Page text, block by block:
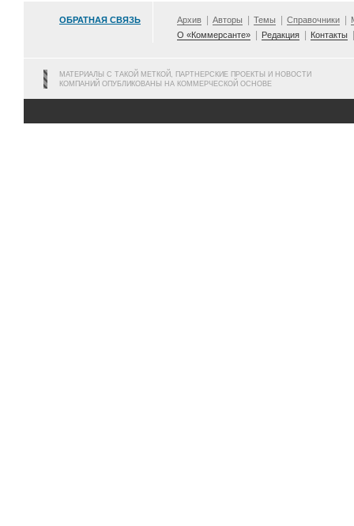
ОБРАТНАЯ СВЯЗЬ Архив Авторы Темы Справочники
О «Коммерсанте»
Редакция Контакты
МАТЕРИАЛЫ С ТАКОЙ МЕТКОЙ, ПАРТНЕРСКИЕ ПРОЕКТЫ И НОВОСТИ
КОМПАНИЙ ОПУБЛИКОВАНЫ НА КОММЕРЧЕСКОЙ ОСНОВЕ